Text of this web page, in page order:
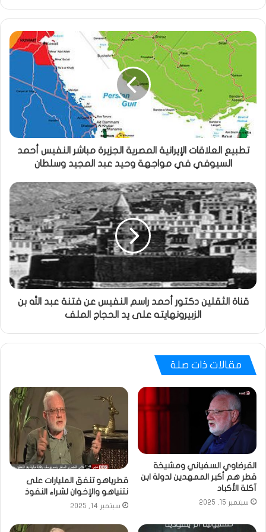
تطبيع العلاقات الإيرانية المصرية الجزيرة مباشر النفيس أحمد
السيوفي في مواجهة وحيد عبد المجيد وسلطان
قناة الثقلين دكتور أحمد راسم النفيس عن فتنة عبد الله بن
الزبيرونهايته على يد الحجاج الملف
مقالات ذات صلة
القرضاوي السفياني ومشيخة
قطر هم أكبر الممهدين لدولة ابن
آكلة الأكباد
سبتمبر 15, 2025
قطرياهو تنفق المليارات على
نتنياهو والإخوان لشراء النفوذ
سبتمبر 14, 2025